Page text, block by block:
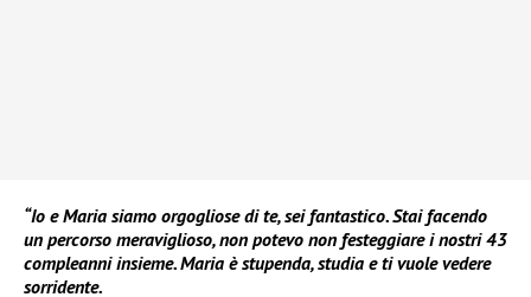
“Io e Maria siamo orgogliose di te, sei fantastico. Stai facendo
un percorso meraviglioso, non potevo non festeggiare i nostri 43
compleanni insieme. Maria è stupenda, studia e ti vuole vedere
sorridente.